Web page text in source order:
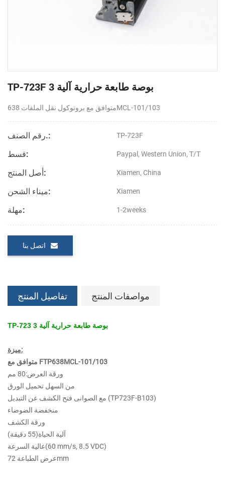
TP-723F 3 بوصة طابعة حرارية آلية
متوافق مع بروتوكول نقل الملفات 638MCL-101/103
رقم الصنف.: TP-723F
قسط: Paypal, Western Union, T/T
أصل المنتج: Xiamen, China
ميناء الشحن: Xiamen
مهلة: 1-2weeks
اتصل بنا
تفاصيل المنتج مواصفات المنتج
TP-723 3 بوصة طابعة حرارية آلية
ميزة:
متوافق مع FTP638MCL-101/103
ورقة العرض:80 مم
من السهل تحميل الورق
مع الصوانى فتح الكشف عن التبديل (TP723F-B103)
منخفضة الضوضاء
ورقة الكشف
آلية الحياة(55 دقيقة)
عالية السرعة(60 mm/s, 8.5 VDC)
عرض الطباعة 72mm